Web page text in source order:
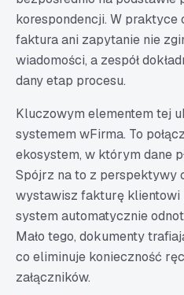
korespondencji. W praktyce
faktura ani zapytanie nie
wiadomości, a zespół
dany etap procesu.
Kluczowym elementem tej
systemem wFirma. To
ekosystem, w którym dane
Spójrz na to z perspektywy
wystawisz fakturę klientowi
system automatycznie
Mało tego, dokumenty
co eliminuje konieczność
załączników.